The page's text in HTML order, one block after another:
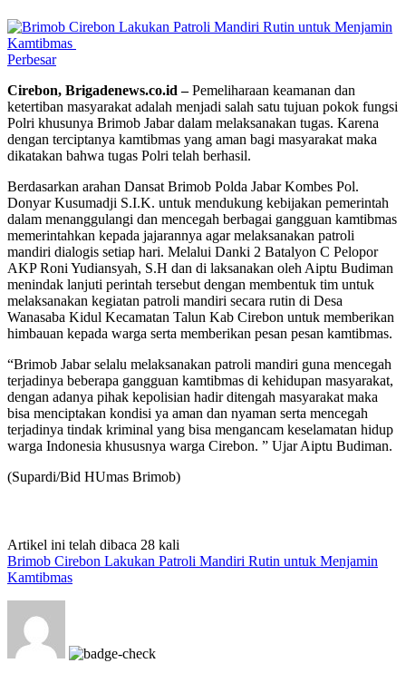
Perbesar
Cirebon, Brigadenews.co.id –Pemeliharaan keamanan dan
ketertiban masyarakat adalah menjadi salah satu tujuan pokok fungsi
Polri khusunya Brimob Jabar dalam melaksanakan tugas. Karena
dengan terciptanya kamtibmas yang aman bagi masyarakat maka
dikatakan bahwa tugas Polri telah berhasil.
Berdasarkan arahan Dansat Brimob Polda Jabar Kombes Pol.
Donyar Kusumadji S.I.K. untuk mendukung kebijakan pemerintah
dalam menanggulangi dan mencegah berbagai gangguan kamtibmas
memerintahkan kepada jajarannya agar melaksanakan patroli
mandiri dialogis setiap hari. Melalui Danki 2 Batalyon C Pelopor
AKP Roni Yudiansyah, S.H dan di laksanakan oleh Aiptu Budiman
menindak lanjuti perintah tersebut dengan membentuk tim untuk
melaksanakan kegiatan patroli mandiri secara rutin di Desa
Wanasaba Kidul Kecamatan Talun Kab Cirebon untuk memberikan
himbauan kepada warga serta memberikan pesan pesan kamtibmas.
“Brimob Jabar selalu melaksanakan patroli mandiri guna mencegah
terjadinya beberapa gangguan kamtibmas di kehidupan masyarakat,
dengan adanya pihak kepolisian hadir ditengah masyarakat maka
bisa menciptakan kondisi ya aman dan nyaman serta mencegah
terjadinya tindak kriminal yang bisa mengancam keselamatan hidup
warga Indonesia khususnya warga Cirebon. ” Ujar Aiptu Budiman.
(Supardi/Bid HUmas Brimob)
Artikel ini telah dibaca 28 kali
Brimob Cirebon Lakukan Patroli Mandiri Rutin untuk Menjamin
Kamtibmas